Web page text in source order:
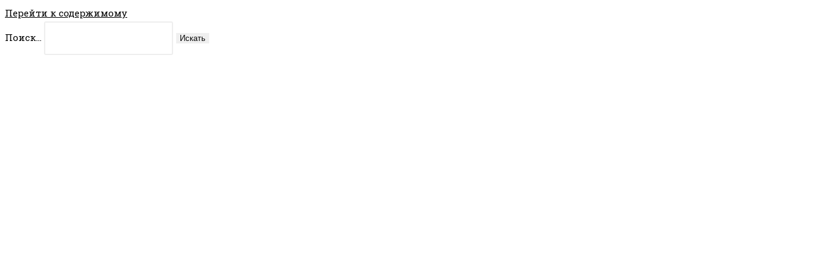
Перейти к содержимому
Поиск...
Искать